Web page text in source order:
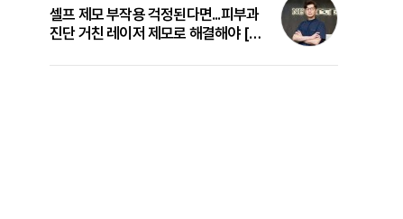
셀프 제모 부작용 걱정된다면...피부과
진단 거친 레이저 제모로 해결해야 [변